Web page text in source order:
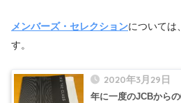
メンバーズ・セレクションについては
す。
2020年3月29日
年に一度のJCBから